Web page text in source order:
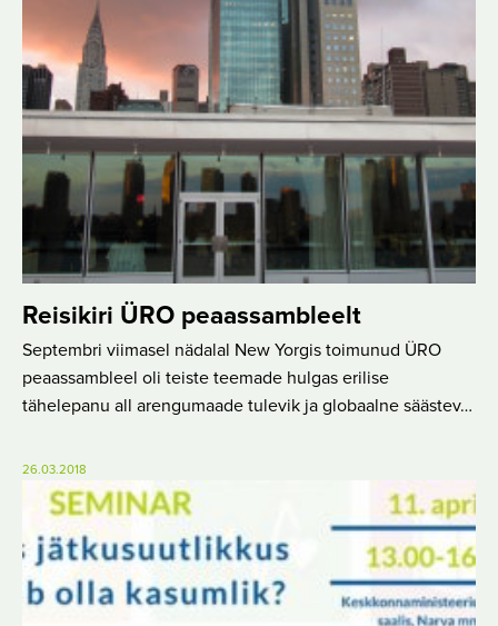
Reisikiri ÜRO peaassambleelt
Septembri viimasel nädalal New Yorgis toimunud ÜRO
peaassambleel oli teiste teemade hulgas erilise
tähelepanu all arengumaade tulevik ja globaalne säästev…
26.03.2018